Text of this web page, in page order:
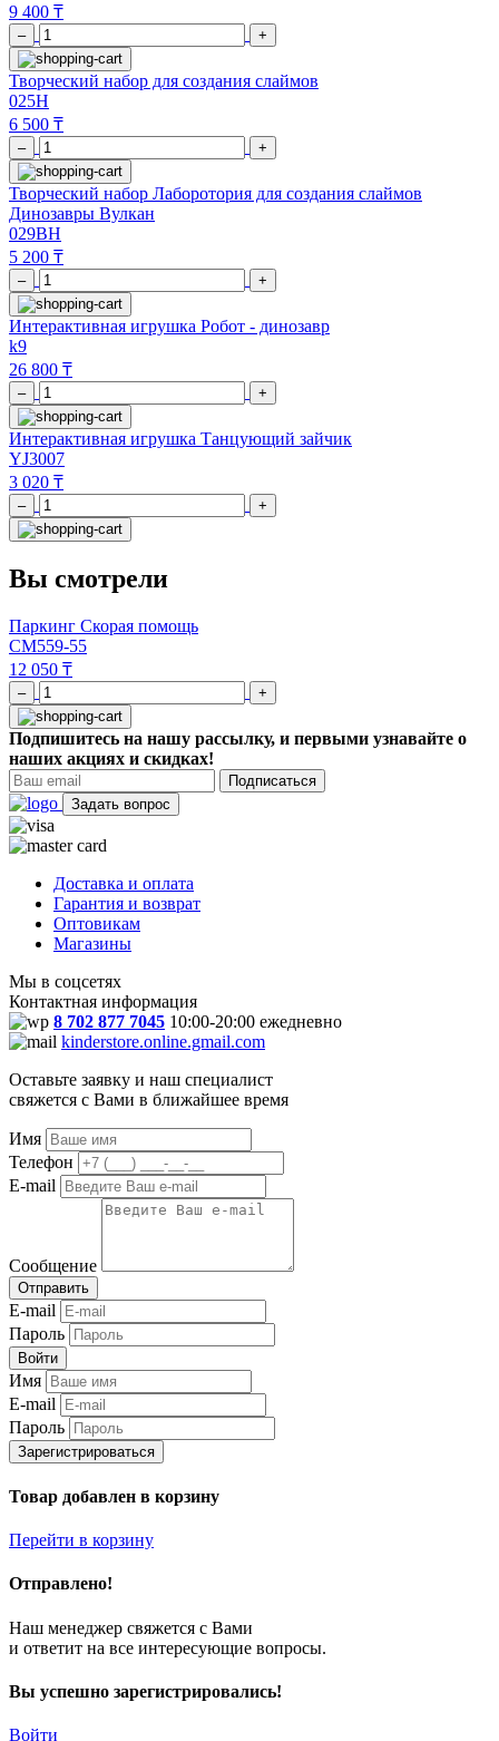
9 400 ₸
– +
Творческий набор для создания слаймов
025H
6 500 ₸
– +
Творческий набор Лаборотория для создания слаймов
Динозавры Вулкан
029BH
5 200 ₸
– +
Интерактивная игрушка Робот - динозавр
k9
26 800 ₸
– +
Интерактивная игрушка Танцующий зайчик
YJ3007
3 020 ₸
– +
Вы смотрели
Паркинг Скорая помощь
CM559-55
12 050 ₸
– +
Подпишитесь на нашу рассылку, и первыми узнавайте о
наших акциях и скидках!
Подписаться
Задать вопрос
Доставка и оплата
Гарантия и возврат
Оптовикам
Магазины
Мы в соцсетях
Контактная информация
8 702 877 7045 10:00-20:00 ежедневно
kinderstore.online.gmail.com
Оставьте заявку и наш специалист
свяжется с Вами в ближайшее время
Имя
Телефон
E-mail
Сообщение
Отправить
E-mail
Пароль
Войти
Имя
E-mail
Пароль
Зарегистрироваться
Товар добавлен в корзину
Перейти в корзину
Отправлено!
Наш менеджер свяжется с Вами
и ответит на все интересующие вопросы.
Вы успешно зарегистрировались!
Войти